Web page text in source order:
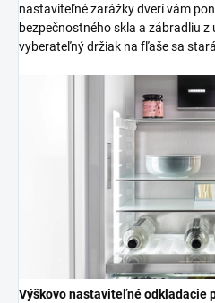
nastaviteľné zarážky dverí vám
bezpečnostného skla a zábradliu z
vyberateľný držiak na fľaše sa
Výškovo nastaviteľné odkladacie